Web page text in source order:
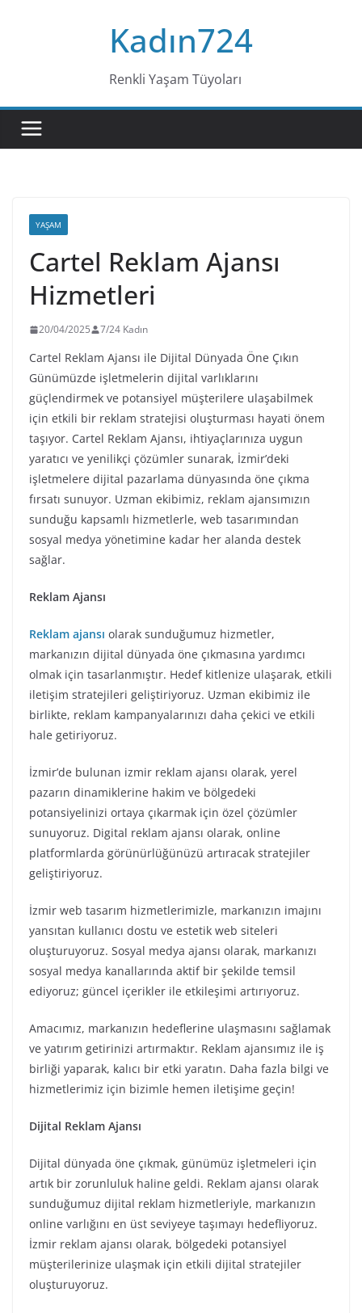
Kadın724
Renkli Yaşam Tüyoları
YAŞAM
Cartel Reklam Ajansı
Hizmetleri
20/04/2025 7/24 Kadın
Cartel Reklam Ajansı ile Dijital Dünyada Öne Çıkın
Günümüzde işletmelerin dijital varlıklarını
güçlendirmek ve potansiyel müşterilere ulaşabilmek
için etkili bir reklam stratejisi oluşturması hayati önem
taşıyor. Cartel Reklam Ajansı, ihtiyaçlarınıza uygun
yaratıcı ve yenilikçi çözümler sunarak, İzmir’deki
işletmelere dijital pazarlama dünyasında öne çıkma
fırsatı sunuyor. Uzman ekibimiz, reklam ajansımızın
sunduğu kapsamlı hizmetlerle, web tasarımından
sosyal medya yönetimine kadar her alanda destek
sağlar.
Reklam Ajansı
Reklam ajansı olarak sunduğumuz hizmetler,
markanızın dijital dünyada öne çıkmasına yardımcı
olmak için tasarlanmıştır. Hedef kitlenize ulaşarak, etkili
iletişim stratejileri geliştiriyoruz. Uzman ekibimiz ile
birlikte, reklam kampanyalarınızı daha çekici ve etkili
hale getiriyoruz.
İzmir’de bulunan izmir reklam ajansı olarak, yerel
pazarın dinamiklerine hakim ve bölgedeki
potansiyelinizi ortaya çıkarmak için özel çözümler
sunuyoruz. Digital reklam ajansı olarak, online
platformlarda görünürlüğünüzü artıracak stratejiler
geliştiriyoruz.
İzmir web tasarım hizmetlerimizle, markanızın imajını
yansıtan kullanıcı dostu ve estetik web siteleri
oluşturuyoruz. Sosyal medya ajansı olarak, markanızı
sosyal medya kanallarında aktif bir şekilde temsil
ediyoruz; güncel içerikler ile etkileşimi artırıyoruz.
Amacımız, markanızın hedeflerine ulaşmasını sağlamak
ve yatırım getirinizi artırmaktır. Reklam ajansımız ile iş
birliği yaparak, kalıcı bir etki yaratın. Daha fazla bilgi ve
hizmetlerimiz için bizimle hemen iletişime geçin!
Dijital Reklam Ajansı
Dijital dünyada öne çıkmak, günümüz işletmeleri için
artık bir zorunluluk haline geldi. Reklam ajansı olarak
sunduğumuz dijital reklam hizmetleriyle, markanızın
online varlığını en üst seviyeye taşımayı hedefliyoruz.
İzmir reklam ajansı olarak, bölgedeki potansiyel
müşterilerinize ulaşmak için etkili dijital stratejiler
oluşturuyoruz.